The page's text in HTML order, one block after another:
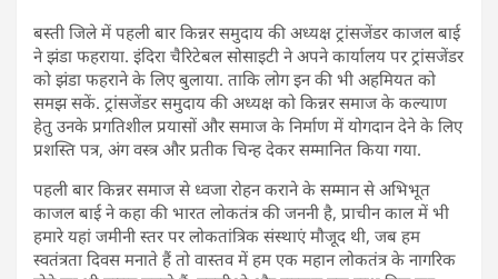
बस्ती जिले में पहली बार किन्नर समुदाय की अध्यक्ष ट्रांसजेंडर काजल बाई
ने झंडा फहराया. इंदिरा चैरिटेबल सोसाइटी ने अपने कार्यालय पर ट्रांसजेंडर
को झंडा फहराने के लिए बुलाया. ताकि लोग इन की भी अहमियत को
समझ सकें. ट्रांसजेंडर समुदाय की अध्यक्ष को किन्नर समाज के कल्याण
हेतु उनके प्रगतिशील प्रयासों और समाज के निर्माण में योगदान देने के लिए
प्रशस्ति पत्र, अंग वस्त्र और प्रतीक चिन्ह देकर सम्मानित किया गया.
पहली बार किन्नर समाज से ध्वजा रोहन कराने के सम्मान से अभिभूत
काजल बाई ने कहा की भारत लोकतंत्र की जननी है, प्राचीन काल में भी
हमारे यहां जमीनी स्तर पर लोकतांत्रिक संस्थाएं मौजूद थी, जब हम
स्वतंत्रता दिवस मनाते हैं तो वास्तव में हम एक महान लोकतंत्र के नागरिक